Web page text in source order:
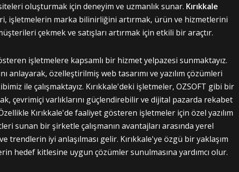
oluşturmak için deneyim ve uzmanlık sunar. Kırıkkale
işletmelerin marka bilinirliğini artırmak, ürün ve hizmetlerini
çekmek ve satışları artırmak için etkili bir araçtır.
işletmelere kapsamlı bir hizmet yelpazesi sunmaktayız.
anlayarak, özelleştirilmiş web tasarımı ve yazılım çözümleri
ile çalışmaktayız. Kırıkkale'deki işletmeler, OZSOFT gibi bir
çevrimiçi varlıklarını güçlendirebilir ve dijital pazarda rekabet
Kırıkkale'de faaliyet gösteren işletmeler için özel yazılım
sunan bir şirketle çalışmanın avantajları arasında yerel
trendlerin iyi anlaşılması gelir. Kırıkkale'ye özgü bir yaklaşım
hedef kitlesine uygun çözümler sunulmasına yardımcı olur.